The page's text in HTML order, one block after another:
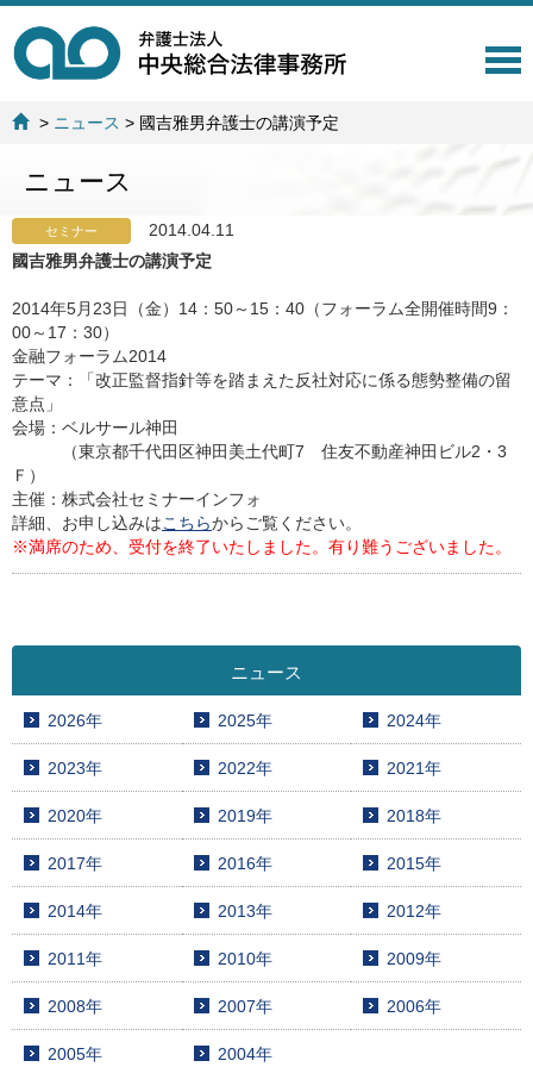
T
a
o
> ニュース > 國吉雅男弁護士の講演予定
ニュース
セミナー
2014.04.11
國吉雅男弁護士の講演予定
2014年5月23日（金）14：50～15：40（フォーラム全開催時間9：
00～17：30）
金融フォーラム2014
テーマ：「改正監督指針等を踏まえた反社対応に係る態勢整備の留
意点」
会場：ベルサール神田
（東京都千代田区神田美土代町7 住友不動産神田ビル2・3
Ｆ）
主催：株式会社セミナーインフォ
詳細、お申し込みはこちらからご覧ください。
※満席のため、受付を終了いたしました。有り難うございました。
ニュース
2026年 2025年 2024年
2023年 2022年 2021年
2020年 2019年 2018年
2017年 2016年 2015年
2014年 2013年 2012年
2011年 2010年 2009年
2008年 2007年 2006年
2005年 2004年